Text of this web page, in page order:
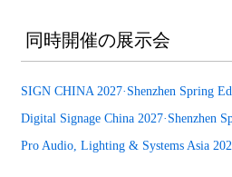
同時開催の展示会
SIGN CHINA 2027·Shenzhen Spring
Digital Signage China 2027·Shenzhen
Pro Audio, Lighting & Systems Asia